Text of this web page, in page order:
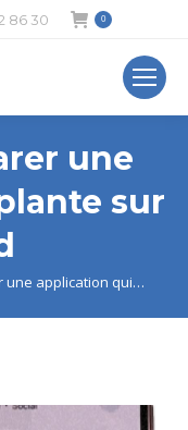
86 30 0
une
sur
une application qui…